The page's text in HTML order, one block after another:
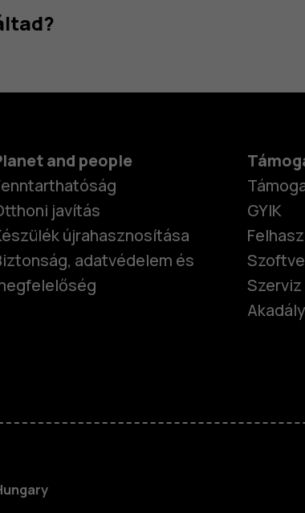
and people
javítás
újrahasznosítása
adatvédelem és
GYIK